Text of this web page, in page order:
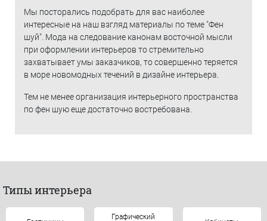
Мы посторались подобрать для вас наиболее
интересные на наш взгляд материалы по теме "Фен
шуй". Мода на следование канонам восточной мысли
при оформлении интерьеров то стремительно
захватывает умы заказчиков, то совершенно теряется
в море новомодных течений в дизайне интерьера.
Тем не менее организация интерьерного пространства
по фен шую еще достаточно востребована.
Типы интерьера
Графический